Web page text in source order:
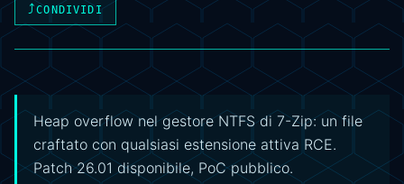
⤴CONDIVIDI
Heap overflow nel gestore NTFS di 7-Zip: un file
craftato con qualsiasi estensione attiva RCE.
Patch 26.01 disponibile, PoC pubblico.